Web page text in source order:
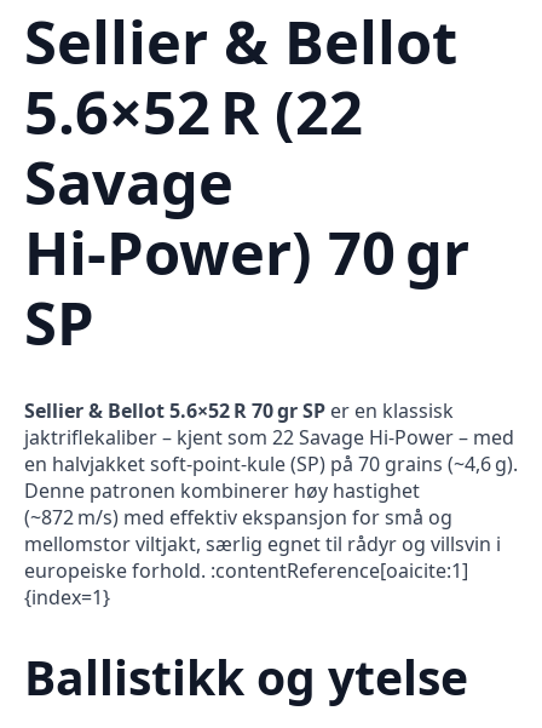
Sellier & Bellot
5.6×52 R (22
Savage
Hi‑Power) 70 gr
SP
Sellier & Bellot 5.6×52 R 70 gr SP er en klassisk
jaktriflekaliber – kjent som 22 Savage Hi‑Power – med
en halvjakket soft-point-kule (SP) på 70 grains (~4,6 g).
Denne patronen kombinerer høy hastighet
(~872 m/s) med effektiv ekspansjon for små og
mellomstor viltjakt, særlig egnet til rådyr og villsvin i
europeiske forhold. :contentReference[oaicite:1]
{index=1}
Ballistikk og ytelse